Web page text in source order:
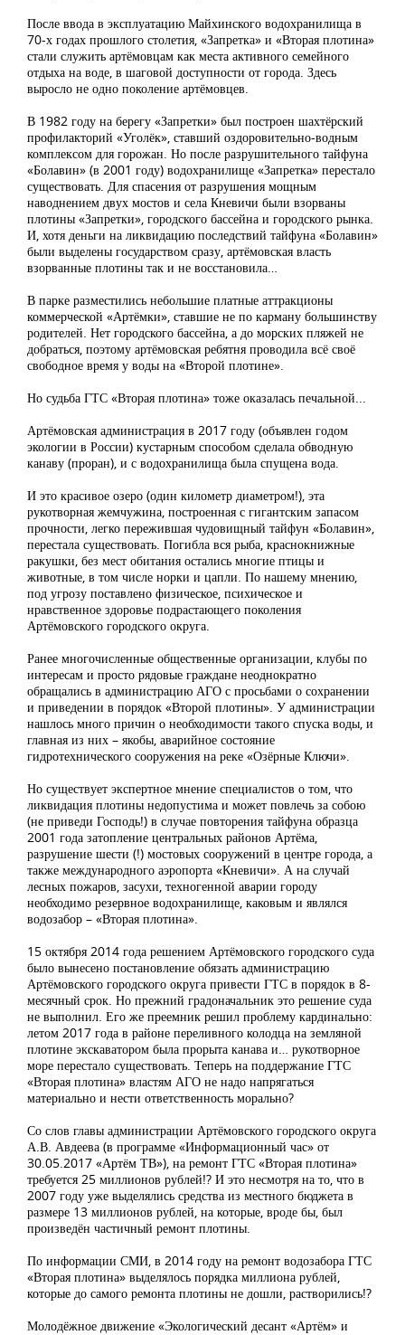
После ввода в эксплуатацию Майхинского водохранилища в
70-х годах прошлого столетия, «Запретка» и «Вторая плотина»
стали служить артёмовцам как места активного семейного
отдыха на воде, в шаговой доступности от города. Здесь
выросло не одно поколение артёмовцев.
В 1982 году на берегу «Запретки» был построен шахтёрский
профилакторий «Уголёк», ставший оздоровительно-водным
комплексом для горожан. Но после разрушительного тайфуна
«Болавин» (в 2001 году) водохранилище «Запретка» перестало
существовать. Для спасения от разрушения мощным
наводнением двух мостов и села Кневичи были взорваны
плотины «Запретки», городского бассейна и городского рынка.
И, хотя деньги на ликвидацию последствий тайфуна «Болавин»
были выделены государством сразу, артёмовская власть
взорванные плотины так и не восстановила…
В парке разместились небольшие платные аттракционы
коммерческой «Артёмки», ставшие не по карману большинству
родителей. Нет городского бассейна, а до морских пляжей не
добраться, поэтому артёмовская ребятня проводила всё своё
свободное время у воды на «Второй плотине».
Но судьба ГТС «Вторая плотина» тоже оказалась печальной...
Артёмовская администрация в 2017 году (объявлен годом
экологии в России) кустарным способом сделала обводную
канаву (проран), и с водохранилища была спущена вода.
И это красивое озеро (один километр диаметром!), эта
рукотворная жемчужина, построенная с гигантским запасом
прочности, легко пережившая чудовищный тайфун «Болавин»,
перестала существовать. Погибла вся рыба, краснокнижные
ракушки, без мест обитания остались многие птицы и
животные, в том числе норки и цапли. По нашему мнению,
под угрозу поставлено физическое, психическое и
нравственное здоровье подрастающего поколения
Артёмовского городского округа.
Ранее многочисленные общественные организации, клубы по
интересам и просто рядовые граждане неоднократно
обращались в администрацию АГО с просьбами о сохранении
и приведении в порядок «Второй плотины». У администрации
нашлось много причин о необходимости такого спуска воды, и
главная из них – якобы, аварийное состояние
гидротехнического сооружения на реке «Озёрные Ключи».
Но существует экспертное мнение специалистов о том, что
ликвидация плотины недопустима и может повлечь за собою
(не приведи Господь!) в случае повторения тайфуна образца
2001 года затопление центральных районов Артёма,
разрушение шести (!) мостовых сооружений в центре города, а
также международного аэропорта «Кневичи». А на случай
лесных пожаров, засухи, техногенной аварии городу
необходимо резервное водохранилище, каковым и являлся
водозабор – «Вторая плотина».
15 октября 2014 года решением Артёмовского городского суда
было вынесено постановление обязать администрацию
Артёмовского городского округа привести ГТС в порядок в 8-
месячный срок. Но прежний градоначальник это решение суда
не выполнил. Его же преемник решил проблему кардинально:
летом 2017 года в районе переливного колодца на земляной
плотине экскаватором была прорыта канава и… рукотворное
море перестало существовать. Теперь на поддержание ГТС
«Вторая плотина» властям АГО не надо напрягаться
материально и нести ответственность морально?
Со слов главы администрации Артёмовского городского округа
А.В. Авдеева (в программе «Информационный час» от
30.05.2017 «Артём ТВ»), на ремонт ГТС «Вторая плотина»
требуется 25 миллионов рублей!? И это несмотря на то, что в
2007 году уже выделялись средства из местного бюджета в
размере 13 миллионов рублей, на которые, вроде бы, был
произведён частичный ремонт плотины.
По информации СМИ, в 2014 году на ремонт водозабора ГТС
«Вторая плотина» выделялось порядка миллиона рублей,
которые до самого ремонта плотины не дошли, растворились!?
Молодёжное движение «Экологический десант «Артём» и